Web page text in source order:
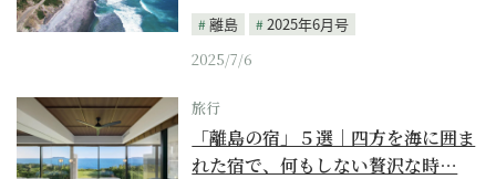
離島
2025年6月号
2025/7/6
旅行
「離島の宿」５選｜四方を海に囲ま
れた宿で、何もしない贅沢な時…